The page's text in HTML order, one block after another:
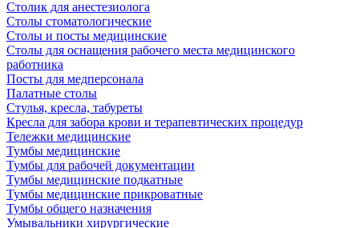
Столик для анестезиолога
Столы стоматологические
Столы и посты медицинские
Столы для оснащения рабочего места медицинского
работника
Посты для медперсонала
Палатные столы
Стулья, кресла, табуреты
Кресла для забора крови и терапевтических процедур
Тележки медицинские
Тумбы медицинские
Тумбы для рабочей документации
Тумбы медицинские подкатные
Тумбы медицинские прикроватные
Тумбы общего назначения
Умывальники хирургические